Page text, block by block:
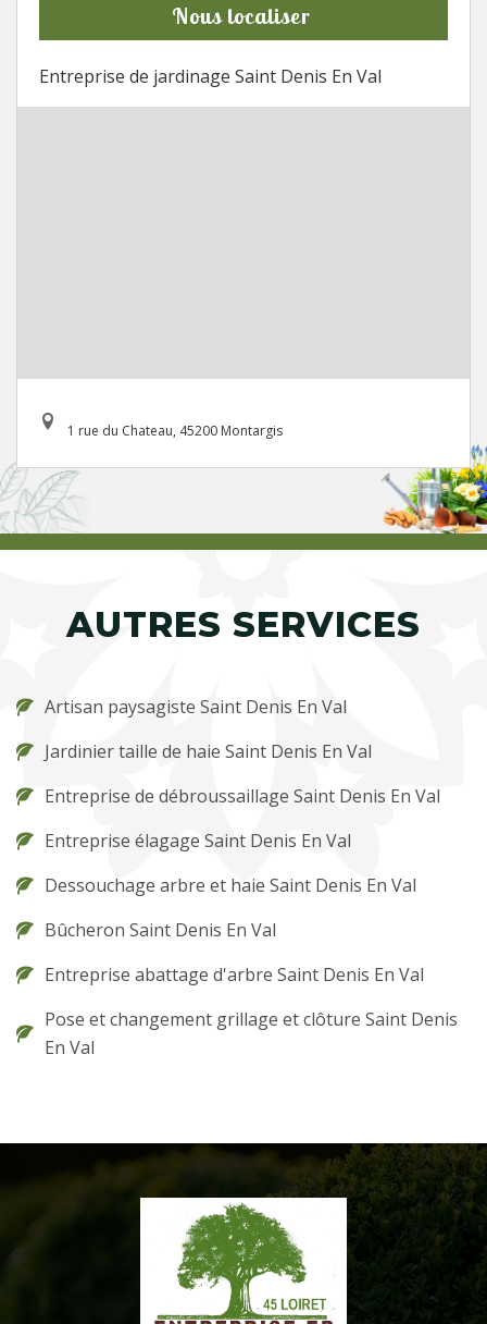
Nous localiser
Entreprise de jardinage Saint Denis En Val
1 rue du Chateau, 45200 Montargis
AUTRES SERVICES
Artisan paysagiste Saint Denis En Val
Jardinier taille de haie Saint Denis En Val
Entreprise de débroussaillage Saint Denis En Val
Entreprise élagage Saint Denis En Val
Dessouchage arbre et haie Saint Denis En Val
Bûcheron Saint Denis En Val
Entreprise abattage d'arbre Saint Denis En Val
Pose et changement grillage et clôture Saint Denis
En Val